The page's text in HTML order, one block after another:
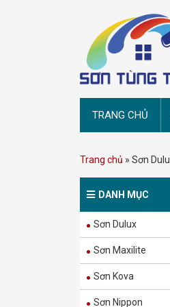
TRANG CHỦ
Trang chủ » Sơn
DANH MỤC
Sơn Dulux
Sơn Maxilite
Sơn Kova
Sơn Nippon